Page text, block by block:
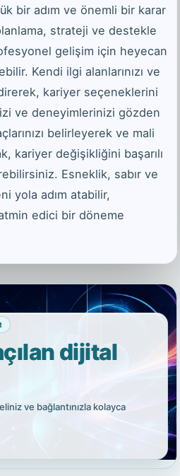
bir adım ve önemli bir karar
strateji ve destekle
gelişim için heyecan
Kendi ilgi alanlarınızı ve
kariyer seçeneklerini
ve deneyimlerinizi gözden
belirleyerek ve mali
kariyer değişikliğini başarılı
Esneklik, sabır ve
yola adım atabilir,
edici bir döneme
dijital
ve bağlantınızla kolayca